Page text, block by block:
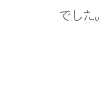
でした。